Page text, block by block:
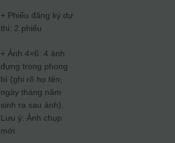
+ Phiếu đăng ký dự
thi: 2 phiếu
+ Ảnh 4×6: 4 ảnh
đựng trong phong
bì (ghi rõ họ tên,
ngày tháng năm
sinh ra sau ảnh).
Lưu ý: Ảnh chụp
mới